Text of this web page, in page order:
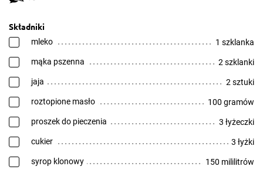
Składniki
mleko 1 szklanka
mąka pszenna 2 szklanki
jaja 2 sztuki
roztopione masło 100 gramów
proszek do pieczenia 3 łyżeczki
cukier 3 łyżki
syrop klonowy 150 mililitrów